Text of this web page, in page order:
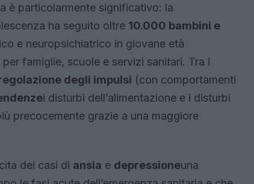
è particolarmente significativo: la
ha seguito oltre 10.000 bambini e
e neuropsichiatrico in giovane età
famiglie, scuole e servizi sanitari. Tra i
degli impulsi (con comportamenti
i disturbi dell’alimentazione e i disturbi
precocemente grazie a una maggiore
dei casi di ansia e depressioneuna